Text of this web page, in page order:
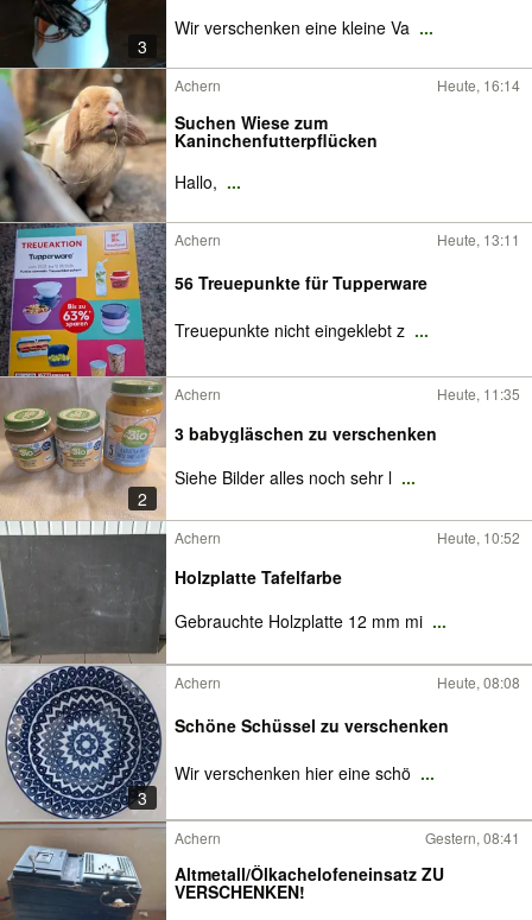
3
Wir verschenken eine kleine Va ...
Achern Heute, 16:14
Suchen Wiese zum
Kaninchenfutterpflücken
Hallo, ...
Achern Heute, 13:11
56 Treuepunkte für Tupperware
Treuepunkte nicht eingeklebt z ...
2
Achern Heute, 11:35
3 babygläschen zu verschenken
Siehe Bilder alles noch sehr l ...
Achern Heute, 10:52
Holzplatte Tafelfarbe
Gebrauchte Holzplatte 12 mm mi ...
3
Achern Heute, 08:08
Schöne Schüssel zu verschenken
Wir verschenken hier eine schö ...
Achern Gestern, 08:41
Altmetall/Ölkachelofeneinsatz ZU
VERSCHENKEN!